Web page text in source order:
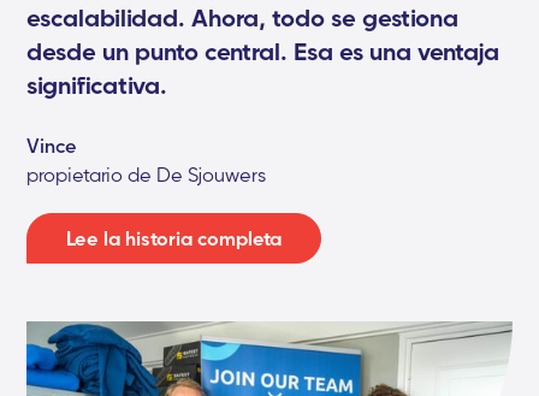
escalabilidad. Ahora, todo se gestiona
desde un punto central. Esa es una ventaja
significativa.
Vince
propietario de De Sjouwers
Lee la historia completa